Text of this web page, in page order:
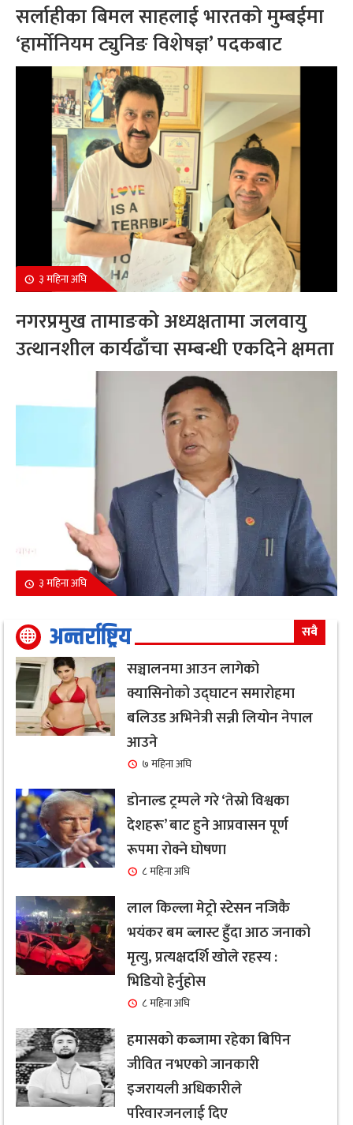
सर्लाहीका बिमल साहलाई भारतको मुम्बईमा
‘हार्मोनियम ट्युनिङ विशेषज्ञ’ पदकबाट
सम्मानित
३ महिना अघि
नगरप्रमुख तामाङको अध्यक्षतामा जलवायु
उत्थानशील कार्यढाँचा सम्बन्धी एकदिने क्षमता
अभिवृद्धि कार्यक्रम सम्पन्न
३ महिना अघि
अन्तर्राष्ट्रिय सबै
सञ्चालनमा आउन लागेको
क्यासिनोको उद्घाटन समारोहमा
बलिउड अभिनेत्री सन्नी लियोन नेपाल
आउने
७ महिना अघि
डोनाल्ड ट्रम्पले गरे ‘तेस्रो विश्वका
देशहरू’ बाट हुने आप्रवासन पूर्ण
रूपमा रोक्ने घोषणा
८ महिना अघि
लाल किल्ला मेट्रो स्टेसन नजिकै
भयंकर बम ब्लास्ट हुँदा आठ जनाको
मृत्यु, प्रत्यक्षदर्शि खोले रहस्य :
भिडियो हेर्नुहोस
८ महिना अघि
हमासको कब्जामा रहेका बिपिन
जीवित नभएको जानकारी
इजरायली अधिकारीले
परिवारजनलाई दिए